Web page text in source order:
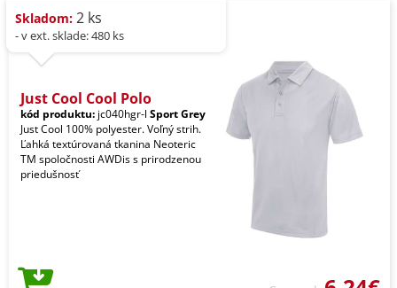
Skladom: 2 ks
- v ext. sklade: 480 ks
Just Cool Cool Polo
kód produktu: jc040hgr-l Sport Grey
Just Cool 100% polyester. Voľný strih.
Ľahká textúrovaná tkanina Neoteric
TM spoločnosti AWDis s prirodzenou
priedušnosť